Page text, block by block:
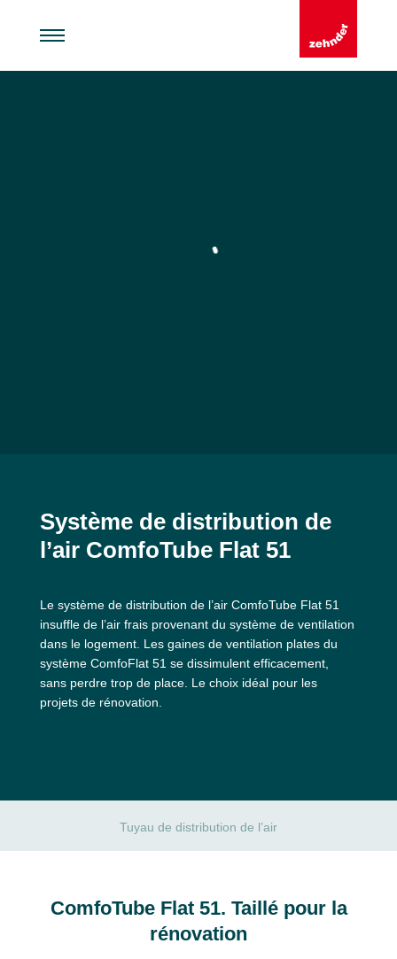
Système de distribution de
l’air ComfoTube Flat 51
Le système de distribution de l’air ComfoTube Flat 51
insuffle de l’air frais provenant du système de ventilation
dans le logement. Les gaines de ventilation plates du
système ComfoFlat 51 se dissimulent efficacement,
sans perdre trop de place. Le choix idéal pour les
projets de rénovation.
Tuyau de distribution de l’air
ComfoTube Flat 51. Taillé pour la
rénovation